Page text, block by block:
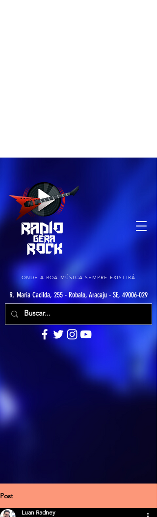
ONDE A BOA MÚSICA SEMPRE EXISTIRÁ
R. Maria Cacilda, 255 - Robalo, Aracaju - SE, 49006-029
Post
Luan Radney